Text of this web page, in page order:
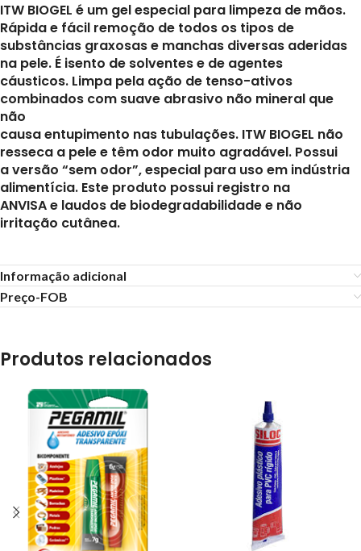
ITW BIOGEL é um gel especial para limpeza de mãos.
Rápida e fácil remoção de todos os tipos de
substâncias graxosas e manchas diversas aderidas
na pele. É isento de solventes e de agentes
cáusticos. Limpa pela ação de tenso-ativos
combinados com suave abrasivo não mineral que
não
causa entupimento nas tubulações. ITW BIOGEL não
resseca a pele e têm odor muito agradável. Possui
a versão “sem odor”, especial para uso em indústria
alimentícia. Este produto possui registro na
ANVISA e laudos de biodegradabilidade e não
irritação cutânea.
Informação adicional
Preço-FOB
Produtos relacionados